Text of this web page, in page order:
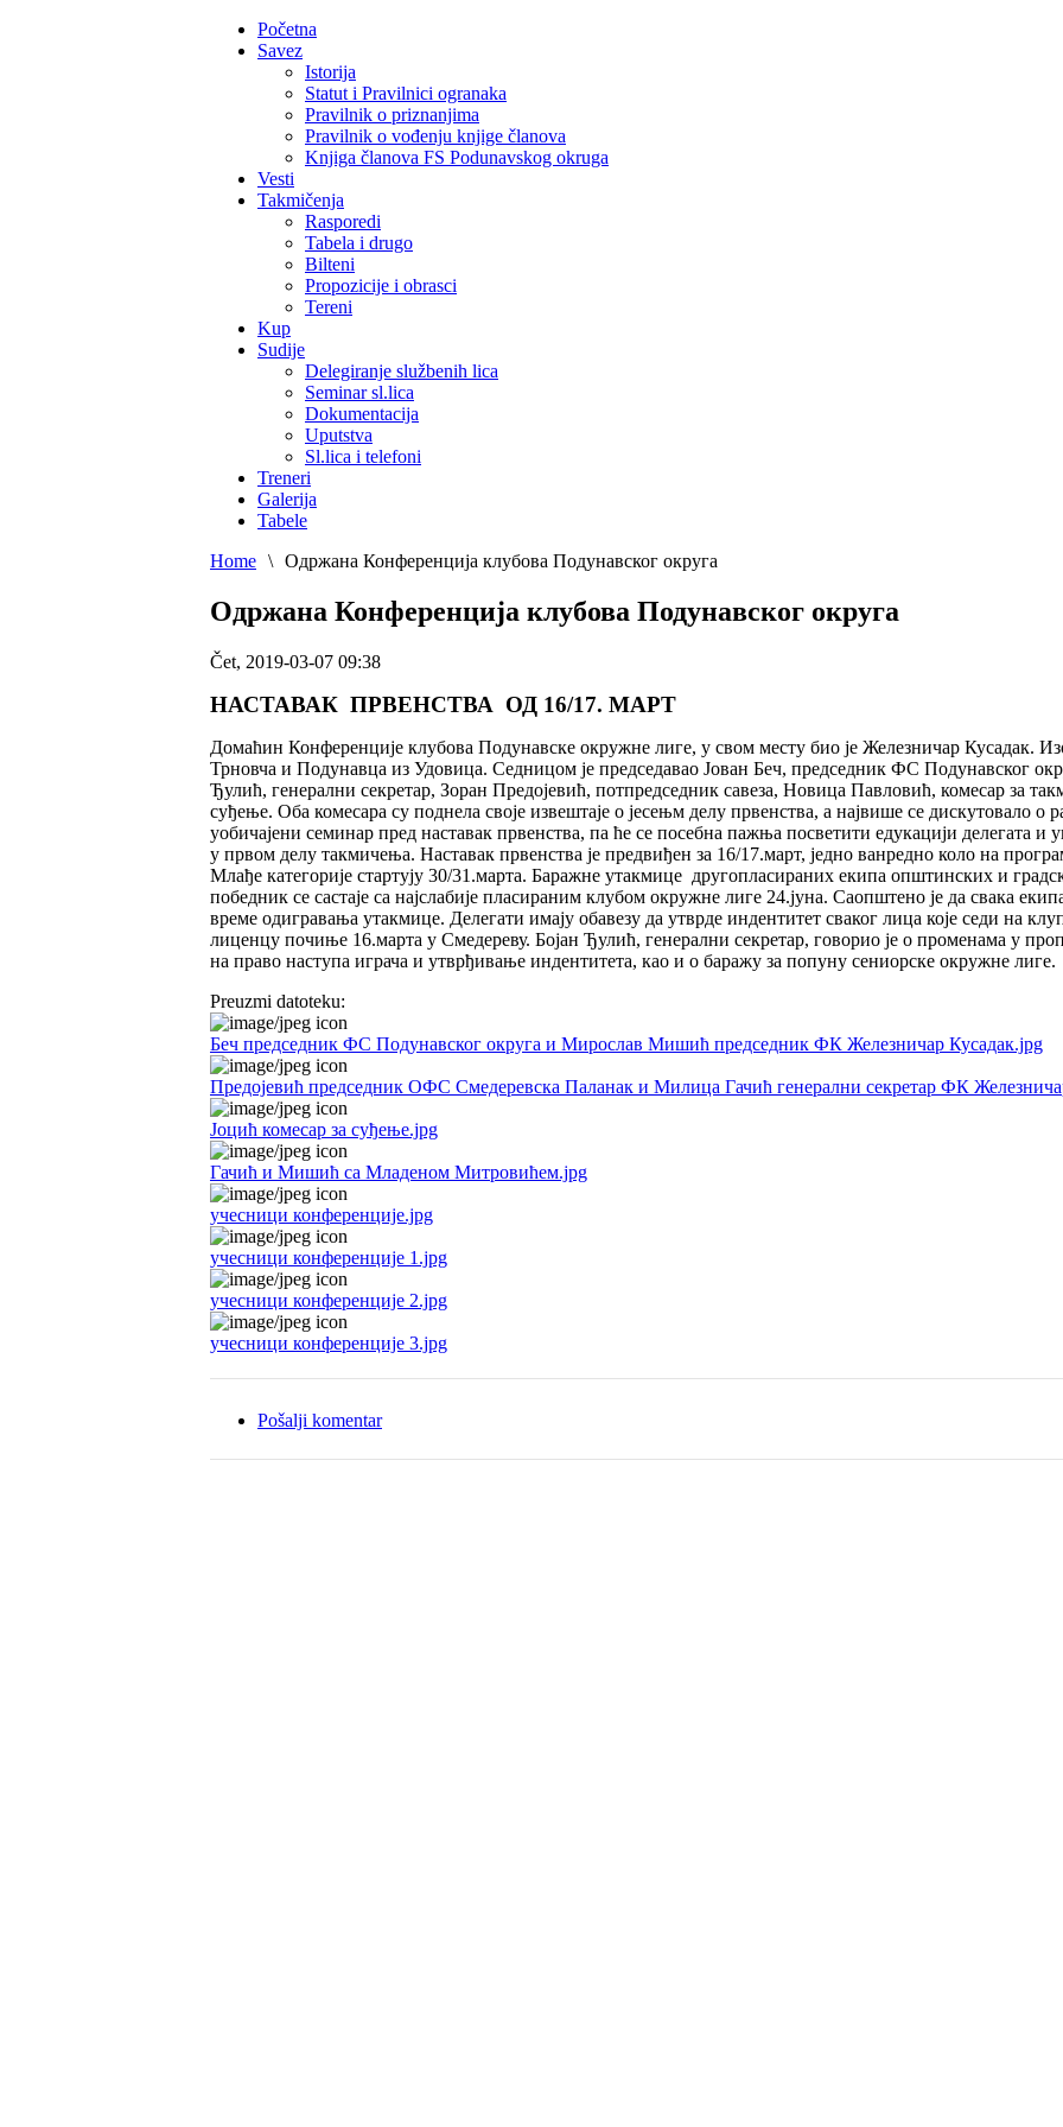
Početna
Savez
Istorija
Statut i Pravilnici ogranaka
Pravilnik o priznanjima
Pravilnik o vođenju knjige članova
Knjiga članova FS Podunavskog okruga
Vesti
Takmičenja
Rasporedi
Tabela i drugo
Bilteni
Propozicije i obrasci
Tereni
Kup
Sudije
Delegiranje službenih lica
Seminar sl.lica
Dokumentacija
Uputstva
Sl.lica i telefoni
Treneri
Galerija
Tabele
Home \ Одржана Конференција клубова Подунавског округа
Одржана Конференција клубова Подунавског округа
Čet, 2019-03-07 09:38
НАСТАВАК ПРВЕНСТВА ОД 16/17. МАРТ
Домаћин Конференције клубова Подунавске окружне лиге, у свом месту био је Железничар Кусадак.
Трновча и Подунавца из Удовица. Седницом је председавао Јован Беч, председник ФС Подунавског
Ђулић, генерални секретар, Зоран Предојевић, потпредседник савеза, Новица Павловић, комесар за
суђење. Оба комесара су поднела своје извештаје о јесењм делу првенства, а највише се дискутовало о
уобичајени семинар пред наставак првенства, па ће се посебна пажња посветити едукацији делегата и
у првом делу такмичења. Наставак првенства је предвиђен за 16/17.март, једно ванредно коло на
Млађе категорије стартују 30/31.марта. Баражне утакмице другопласираних екипа општинских и
победник се састаје са најслабије пласираним клубом окружне лиге 24.јуна. Саопштено је да свака
време одигравања утакмице. Делегати имају обавезу да утврде индентитет сваког лица које седи на
лиценцу почиње 16.марта у Смедереву. Бојан Ђулић, генерални секретар, говорио је о променама у
на право наступа играча и утврђивање индентитета, као и о баражу за попуну сениорске окружне лиге.
Preuzmi datoteku:
Беч председник ФС Подунавског округа и Мирослав Мишић председник ФК Железничар Кусадак.jpg
Предојевић председник ОФС Смедеревска Паланак и Милица Гачић генерални секретар ФК
Јоцић комесар за суђење.jpg
Гачић и Мишић са Младеном Митровићем.jpg
учесници конференције.jpg
учесници конференције 1.jpg
учесници конференције 2.jpg
учесници конференције 3.jpg
Pošalji komentar